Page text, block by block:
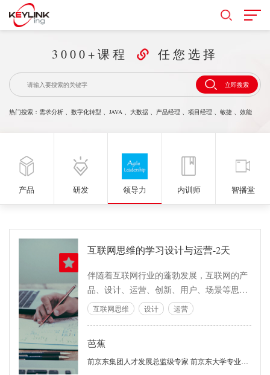
3000+课程 任您选择
立即搜索
热门搜索： 需求分析 、 数字化转型 、 JAVA 、 大数据 、 产品经理 、 项目经理 、 敏捷 、 效能
产品 研发 领导力 内训师 智播堂
互联网思维的学习设计与运营-2天
伴随着互联网行业的蓬勃发展，互联网的产
品、设计、运营、创新、用户、场景等思维
不但创造了全新的商业环境和产品服务，同
时也对人们的思维和行事方式带来了巨大影
互联网思维 设计 运营
芭蕉
前京东集团人才发展总监级专家 前京东大学专业力培训负责人